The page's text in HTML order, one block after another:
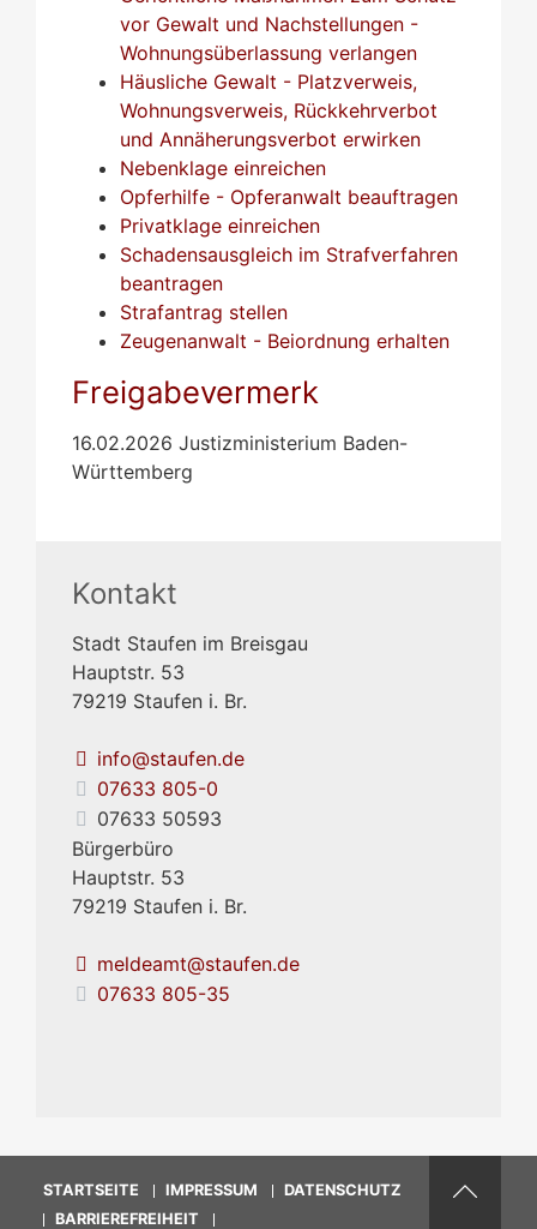
vor Gewalt und Nachstellungen -
Wohnungsüberlassung verlangen
Häusliche Gewalt - Platzverweis,
Wohnungsverweis, Rückkehrverbot
und Annäherungsverbot erwirken
Nebenklage einreichen
Opferhilfe - Opferanwalt beauftragen
Privatklage einreichen
Schadensausgleich im Strafverfahren
beantragen
Strafantrag stellen
Zeugenanwalt - Beiordnung erhalten
Freigabevermerk
16.02.2026 Justizministerium Baden-
Württemberg
Kontakt
Stadt Staufen im Breisgau
Hauptstr. 53
79219 Staufen i. Br.
info@staufen.de
07633 805-0
07633 50593
Bürgerbüro
Hauptstr. 53
79219 Staufen i. Br.
meldeamt@staufen.de
07633 805-35
STARTSEITE IMPRESSUM
DATENSCHUTZ
BARRIEREFREIHEIT